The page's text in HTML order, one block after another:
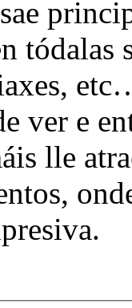
tódalas
ver e
lle